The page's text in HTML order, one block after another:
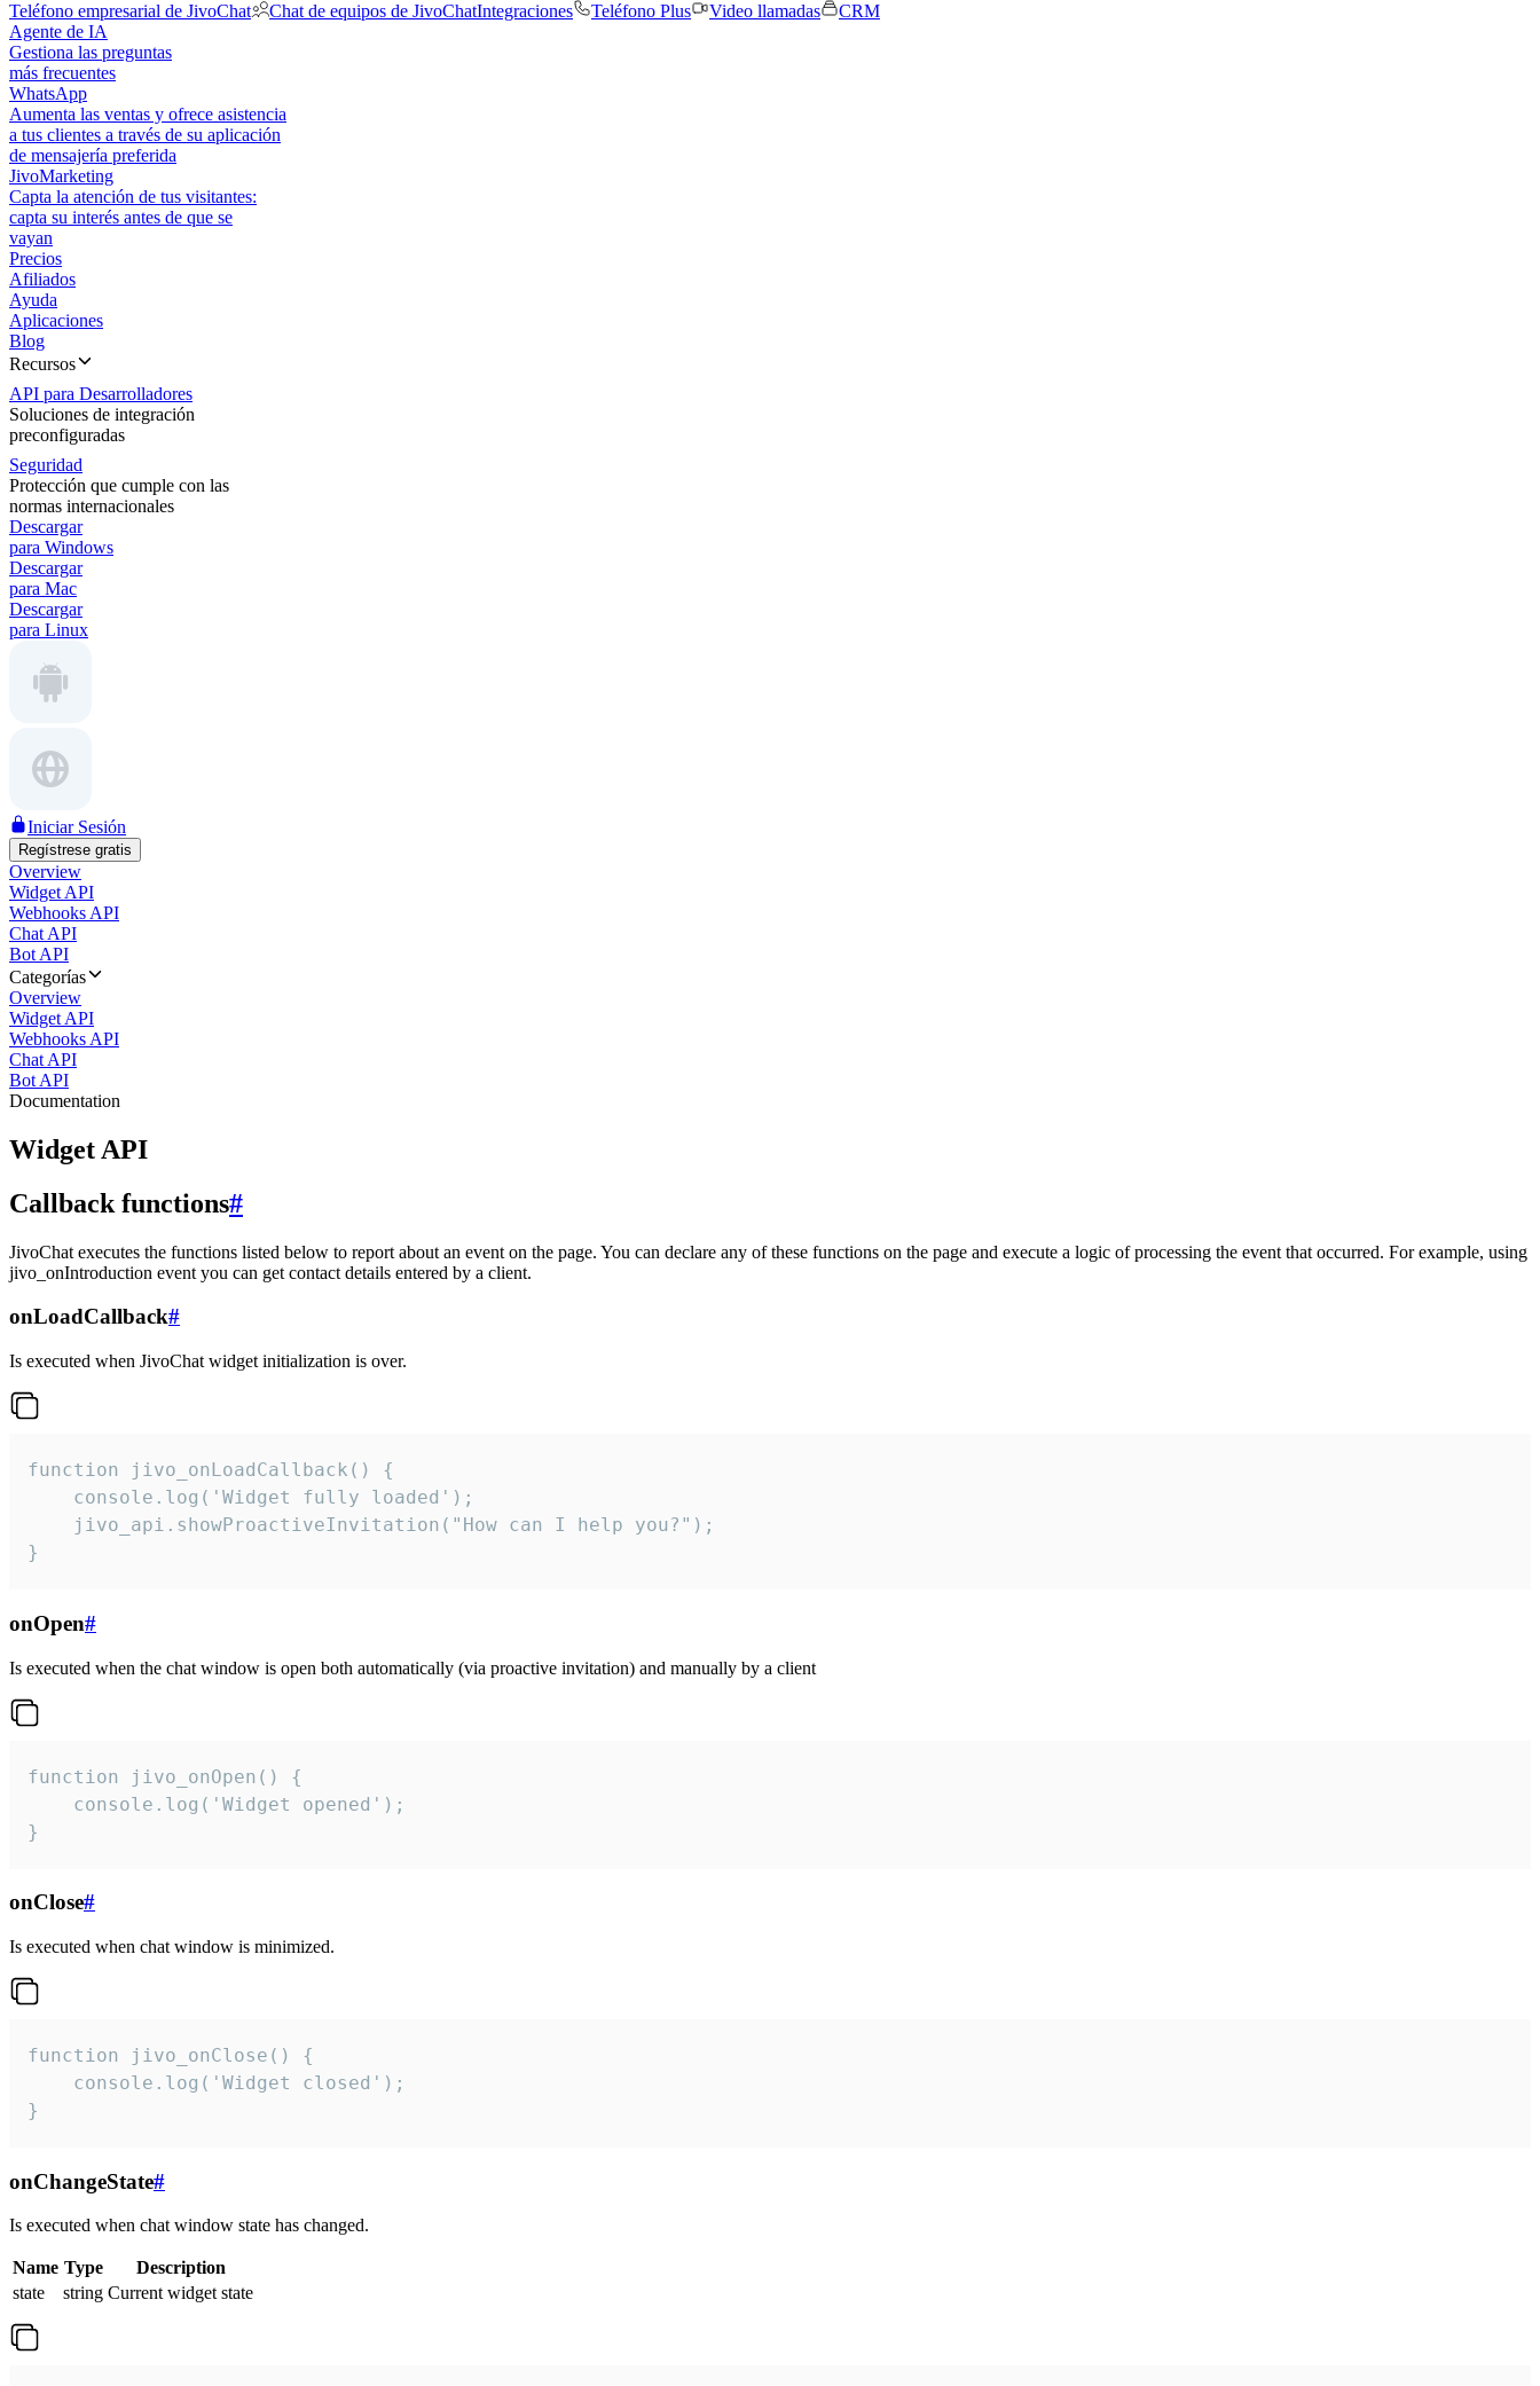
Teléfono empresarial de JivoChat
Chat de equipos de JivoChatIntegraciones Teléfono Plus Video llamadas
CRM
Agente de IA
Gestiona las preguntas
más frecuentes
WhatsApp
Aumenta las ventas y ofrece asistencia
a tus clientes a través de su aplicación
de mensajería preferida
JivoMarketing
Capta la atención de tus visitantes:
capta su interés antes de que se
vayan
Precios
Afiliados
Ayuda
Aplicaciones
Blog
Recursos
API para Desarrolladores
Soluciones de integración
preconfiguradas
Seguridad
Protección que cumple con las
normas internacionales
Descargar
para Windows
Descargar
para Mac
Descargar
para Linux
Iniciar Sesión
Regístrese gratis
Overview
Widget API
Webhooks API
Chat API
Bot API
Categorías
Overview
Widget API
Webhooks API
Chat API
Bot API
Documentation
Widget API
Callback functions#
JivoChat executes the functions listed below to report about an event on the page. You can declare any of these functions on the page and execute a logic of processing the event that occurred. For example, using
jivo_onIntroduction event you can get contact details entered by a client.
onLoadCallback#
Is executed when JivoChat widget initialization is over.
function jivo_onLoadCallback() {
    console.log('Widget fully loaded');
    jivo_api.showProactiveInvitation("How can I help you?");
}
onOpen#
Is executed when the chat window is open both automatically (via proactive invitation) and manually by a client
function jivo_onOpen() {
    console.log('Widget opened');
}
onClose#
Is executed when chat window is minimized.
function jivo_onClose() {
    console.log('Widget closed');
}
onChangeState#
Is executed when chat window state has changed.
Name Type
Description
state
string Current widget state